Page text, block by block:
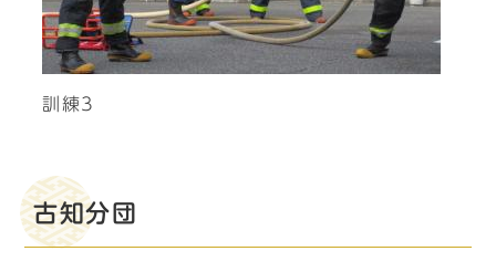
訓練3
古知分団